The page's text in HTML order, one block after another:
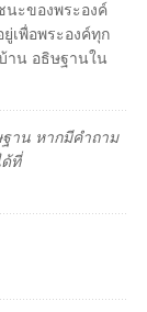
นะของพระองค์
เพื่อพระองค์ทุก
าน อธิษฐานใน
าน หากมีคำถาม
ที่